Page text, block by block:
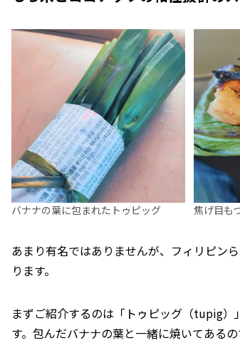
バナナの葉に包まれたトゥピッグ 焦げ目も
あまり有名ではありませんが、フィリピン
ります。
まずご紹介するのは「トゥピッグ（tupig
す。包んだバナナの葉と一緒に焼いてある